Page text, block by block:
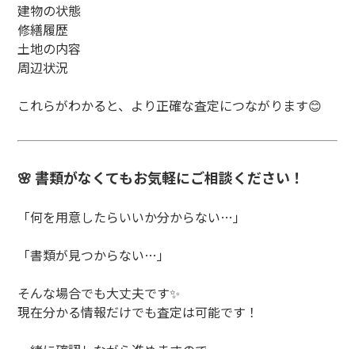
建物の状態
修繕履歴
土地の内容
周辺状況
これらがわかると、より正確な査定につながります😊
🌸 書類がなくてもお気軽にご相談ください！
「何を用意したらいいか分からない…」
「書類が見つからない…」
そんな場合でも大丈夫です✨
現在分かる情報だけでも査定は可能です！